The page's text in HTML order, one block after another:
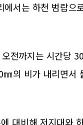
서는 하천 범람으
전까지는 시간당
의 비가 내리면서
대비해 저지대와